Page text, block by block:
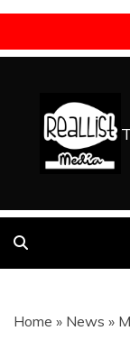
Skip
content
Home » News »